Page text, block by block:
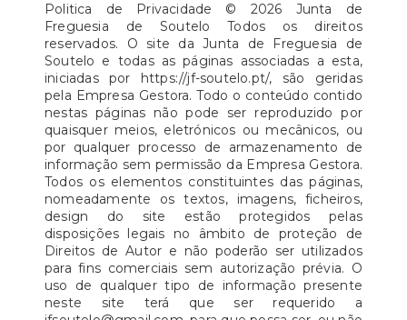
Politica de Privacidade © 2026 Junta de
Freguesia de Soutelo Todos os direitos
reservados. O site da Junta de Freguesia de
Soutelo e todas as páginas associadas a esta,
iniciadas por https://jf-soutelo.pt/, são geridas
pela Empresa Gestora. Todo o conteúdo contido
nestas páginas não pode ser reproduzido por
quaisquer meios, eletrónicos ou mecânicos, ou
por qualquer processo de armazenamento de
informação sem permissão da Empresa Gestora.
Todos os elementos constituintes das páginas,
nomeadamente os textos, imagens, ficheiros,
design do site estão protegidos pelas
disposições legais no âmbito de proteção de
Direitos de Autor e não poderão ser utilizados
para fins comerciais sem autorização prévia. O
uso de qualquer tipo de informação presente
neste site terá que ser requerido a